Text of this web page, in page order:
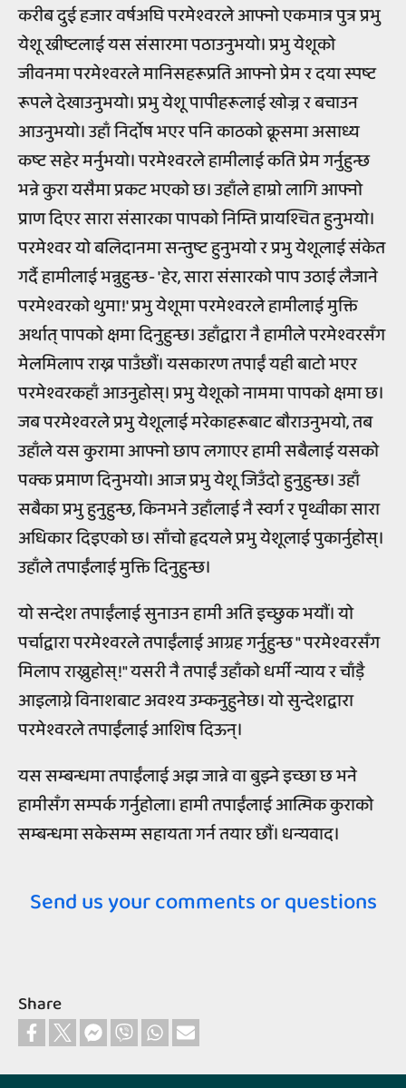
करीब दुई हजार वर्षअघि परमेश्वरले आफ्नो एकमात्र पुत्र प्रभु
येशू ख्रीष्टलाई यस संसारमा पठाउनुभयो। प्रभु येशूको
जीवनमा परमेश्वरले मानिसहरूप्रति आफ्नो प्रेम र दया स्पष्ट
रूपले देखाउनुभयो। प्रभु येशू पापीहरूलाई खोज्न र बचाउन
आउनुभयो। उहाँ निर्दोष भएर पनि काठको क्रूसमा असाध्य
कष्ट सहेर मर्नुभयो। परमेश्वरले हामीलाई कति प्रेम गर्नुहुन्छ
भन्ने कुरा यसैमा प्रकट भएको छ। उहाँले हाम्रो लागि आफ्नो
प्राण दिएर सारा संसारका पापको निम्ति प्रायश्चित हुनुभयो।
परमेश्वर यो बलिदानमा सन्तुष्ट हुनुभयो र प्रभु येशूलाई संकेत
गर्दै हामीलाई भन्नुहुन्छ- 'हेर, सारा संसारको पाप उठाई लैजाने
परमेश्वरको थुमा!' प्रभु येशूमा परमेश्वरले हामीलाई मुक्ति
अर्थात् पापको क्षमा दिनुहुन्छ। उहाँद्वारा नै हामीले परमेश्वरसँग
मेलमिलाप राख्न पाउँछौं। यसकारण तपाईं यही बाटो भएर
परमेश्वरकहाँ आउनुहोस्। प्रभु येशूको नाममा पापको क्षमा छ।
जब परमेश्वरले प्रभु येशूलाई मरेकाहरूबाट बौराउनुभयो, तब
उहाँले यस कुरामा आफ्नो छाप लगाएर हामी सबैलाई यसको
पक्क प्रमाण दिनुभयो। आज प्रभु येशू जिउँदो हुनुहुन्छ। उहाँ
सबैका प्रभु हुनुहुन्छ, किनभने उहाँलाई नै स्वर्ग र पृथ्वीका सारा
अधिकार दिइएको छ। साँचो हृदयले प्रभु येशूलाई पुकार्नुहोस्।
उहाँले तपाईंलाई मुक्ति दिनुहुन्छ।
यो सन्देश तपाईंलाई सुनाउन हामी अति इच्छुक भयौं। यो
पर्चाद्वारा परमेश्वरले तपाईंलाई आग्रह गर्नुहुन्छ " परमेश्वरसँग
मिलाप राख्नुहोस्!" यसरी नै तपाईं उहाँको धर्मी न्याय र चाँड़ै
आइलाग्ने विनाशबाट अवश्य उम्कनुहुनेछ। यो सुन्देशद्वारा
परमेश्वरले तपाईंलाई आशिष दिऊन्।
यस सम्बन्धमा तपाईंलाई अझ जान्ने वा बुझ्ने इच्छा छ भने
हामीसँग सम्‍पर्क गर्नुहोला। हामी तपाईंलाई आत्मिक कुराको
सम्बन्धमा सकेसम्म सहायता गर्न तयार छौं। धन्यवाद।
Send us your comments or questions
Share